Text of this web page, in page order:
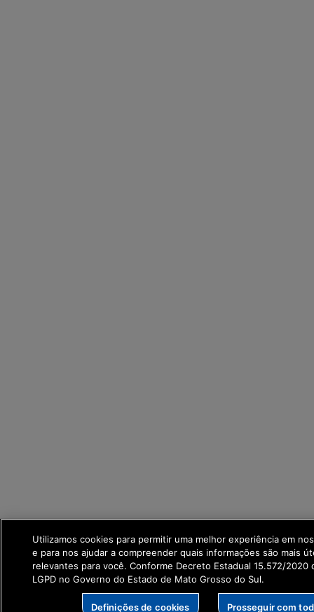
Utilizamos cookies para permitir uma melhor experiência em
e para nos ajudar a compreender quais informações são mais
relevantes para você. Conforme Decreto Estadual 15.572/2020
LGPD no Governo do Estado de Mato Grosso do Sul.
Definições de cookies Prosseguir com